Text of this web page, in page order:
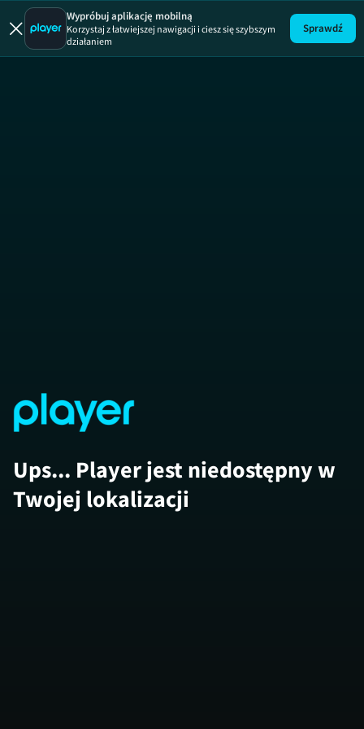
Boogeyman
Wypróbuj aplikację mobilną
Korzystaj z łatwiejszej nawigacji i ciesz się szybszym
działaniem
Sprawdź
Ups... Player jest niedostępny w
Twojej lokalizacji